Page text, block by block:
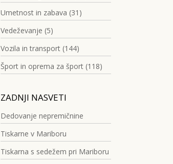
Umetnost in zabava (31)
Vedeževanje (5)
Vozila in transport (144)
Šport in oprema za šport (118)
ZADNJI NASVETI
Dedovanje nepremičnine
Tiskarne v Mariboru
Tiskarna s sedežem pri Mariboru